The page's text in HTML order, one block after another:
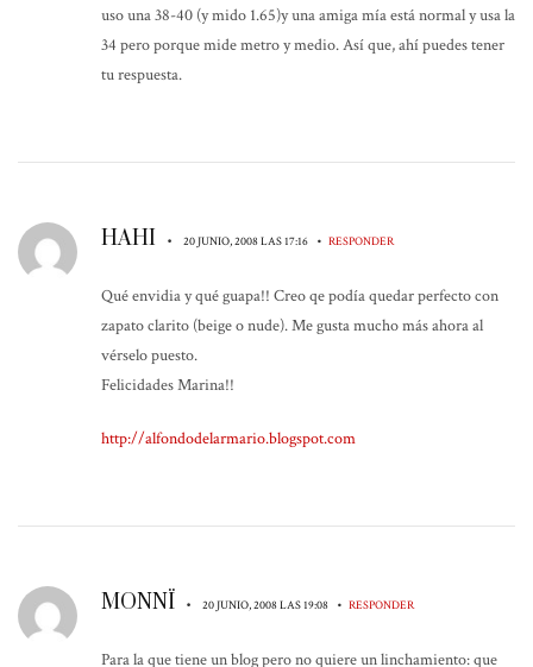
uso una 38-40 (y mido 1.65)y una amiga mía está normal y usa la
34 pero porque mide metro y medio. Así que, ahí puedes tener
tu respuesta.
HAHI • 20 JUNIO, 2008 LAS 17:16 • RESPONDER
Qué envidia y qué guapa!! Creo qe podía quedar perfecto con
zapato clarito (beige o nude). Me gusta mucho más ahora al
vérselo puesto.
Felicidades Marina!!
http://alfondodelarmario.blogspot.com
MONNÏ • 20 JUNIO, 2008 LAS 19:08 • RESPONDER
Para la que tiene un blog pero no quiere un linchamiento: que